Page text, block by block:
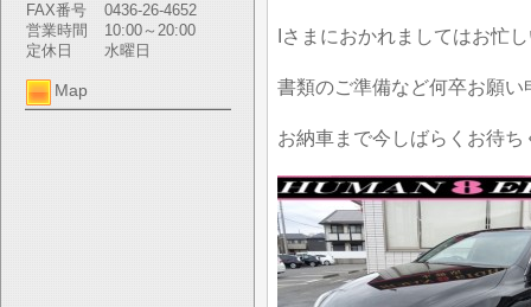
FAX番号
0436-26-4652
営業時間
10:00～20:00
定休日
水曜日
Map
Iさまにおかれましてはお忙
書類のご準備など何卒お願い
お納車まで今しばらくお待ち